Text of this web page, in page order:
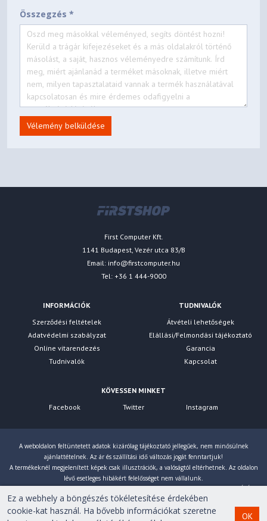
Összegzés *
Vélemény belküldése
First Computer Kft.
1141 Budapest, Vezér utca 83/B
Email: info@firstcomputer.hu
Tel: +36 1 444-9000
INFORMÁCIÓK
Szerződési feltételek
Adatvédelmi szabályzat
Online vitarendezés
Tudnivalók
TUDNIVALÓK
Átvételi lehetőségek
Elállási/Felmondási tájékoztató
Garancia
Kapcsolat
KÖVESSEN MINKET
Facebook
Twitter Instagram
A weboldalon feltüntetett adatok kizárólag tájékoztató jellegűek, nem minősülnek
ajánlattételnek. Az ár és szállítási idő változás jogát fenntartjuk!
A termékeknél megjelenített képek csak illusztrációk, a valóságtól eltérhetnek. Az oldalon
lévő esetleges hibákért felelősséget nem vállalunk.
számoljuk!
Ez a webhely a böngészés tökéletesítése érdekében
cookie-kat használ. Ha bővebb információkat szeretne
OK